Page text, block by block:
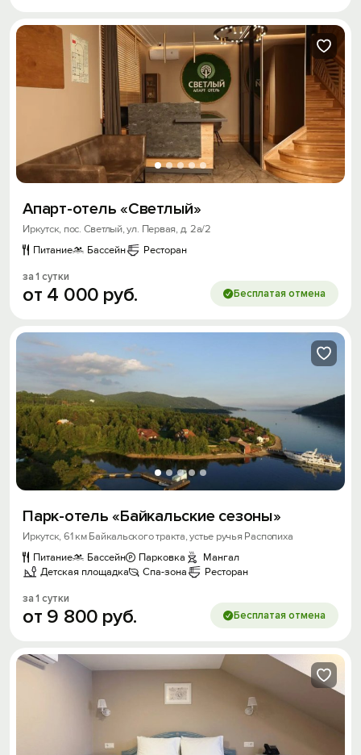
Апарт-отель «Светлый»
Иркутск, пос. Светлый, ул. Первая, д. 2а/2
Питание
Бассейн Ресторан
за 1 сутки
от 4 000 руб. Бесплатая отмена
Парк-отель «Байкальские сезоны»
Иркутск, 61 км Байкальского тракта, устье ручья Распопиха
Питание
Бассейн Парковка
Мангал
Детская площадка
Спа-зона Ресторан
за 1 сутки
от 9 800 руб. Бесплатая отмена